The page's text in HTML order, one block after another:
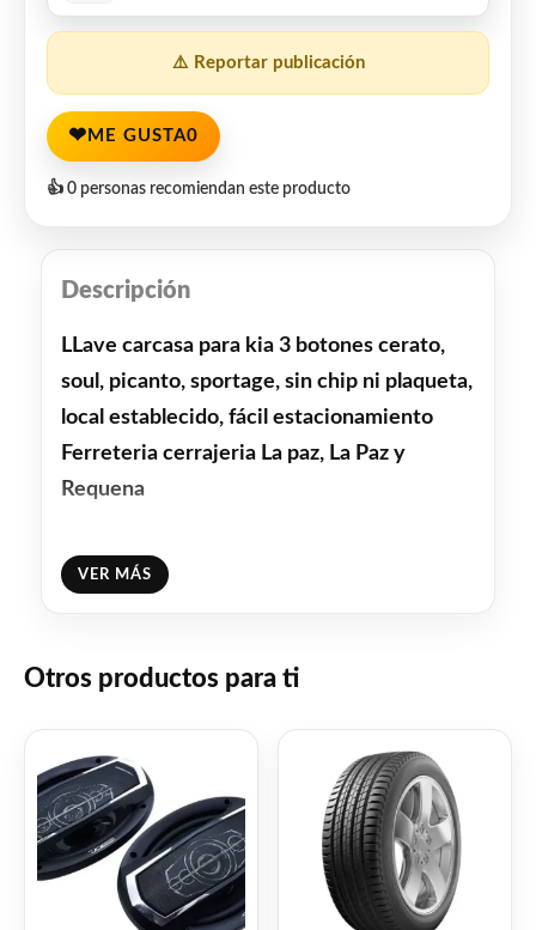
⚠️ Reportar publicación
❤ ME GUSTA0
👍 0 personas recomiendan este producto
Descripción
LLave carcasa para kia 3 botones cerato,
soul, picanto, sportage, sin chip ni plaqueta,
local establecido, fácil estacionamiento
Ferreteria cerrajeria La paz, La Paz y
Requena
Share
❤ME GUSTA0
VER MÁS
Otros productos para ti